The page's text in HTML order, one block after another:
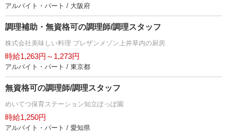
アルバイト・パート / 大阪府
調理補助・無資格可の調理師/調理スタッフ
株式会社美味しい料理 プレザンメゾン上井草内の厨房
時給1,263円～1,273円
アルバイト・パート / 東京都
無資格可の調理師/調理スタッフ
めいてつ保育ステーション知立ぽっぽ園
時給1,250円
アルバイト・パート / 愛知県